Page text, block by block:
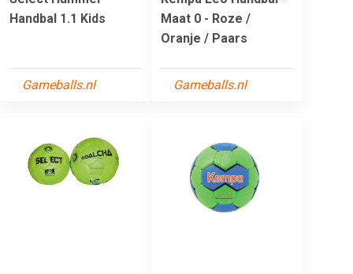
Handbal 1.1 Kids
Gameballs.nl
Maat 0 - Roze /
Oranje / Paars
Gameballs.nl